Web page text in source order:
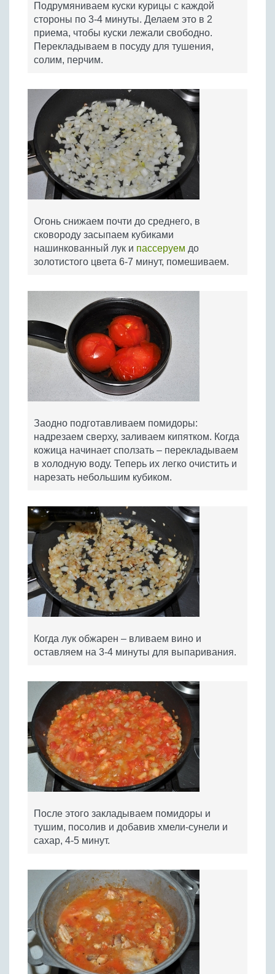
Подрумяниваем куски курицы с каждой
стороны по 3-4 минуты. Делаем это в 2
приема, чтобы куски лежали свободно.
Перекладываем в посуду для тушения,
солим, перчим.
Огонь снижаем почти до среднего, в
сковороду засыпаем кубиками
нашинкованный лук и пассеруем до
золотистого цвета 6-7 минут, помешиваем.
Заодно подготавливаем помидоры:
надрезаем сверху, заливаем кипятком. Когда
кожица начинает сползать – перекладываем
в холодную воду. Теперь их легко очистить и
нарезать небольшим кубиком.
Когда лук обжарен – вливаем вино и
оставляем на 3-4 минуты для выпаривания.
После этого закладываем помидоры и
тушим, посолив и добавив хмели-сунели и
сахар, 4-5 минут.